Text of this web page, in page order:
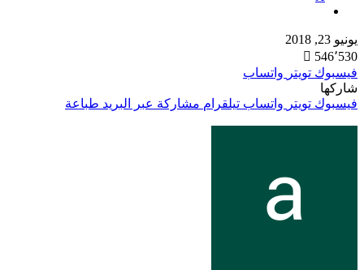
يونيو 23, 2018
546٬530
فيسبوك تويتر واتساب
شاركها
فيسبوك تويتر واتساب تيلقرام مشاركة عبر البريد طباعة